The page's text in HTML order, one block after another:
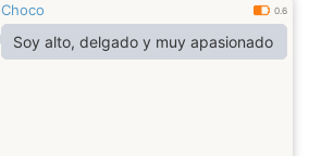
Choco 0.6
Soy alto, delgado y muy apasionado